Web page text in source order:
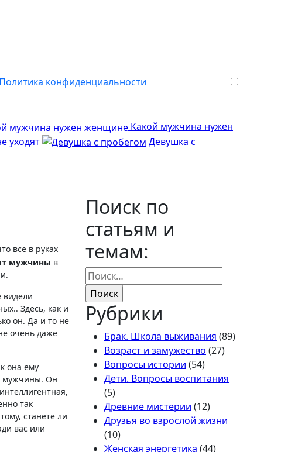
Политика конфиденциальности
Какой мужчина нужен
уходят
Девушка с
все в руках
мужчины в
видели
Здесь, как и
он. Да и то не
очень даже
она ему
мужчины. Он
так
станете ли
вас или
Поиск по
статьям и
темам:
Найти:
Рубрики
Брак. Школа выживания (89)
Возраст и замужество (27)
Вопросы истории (54)
Дети. Вопросы воспитания
(5)
Древние мистерии (12)
Друзья во взрослой жизни
(10)
Женская энергетика (44)